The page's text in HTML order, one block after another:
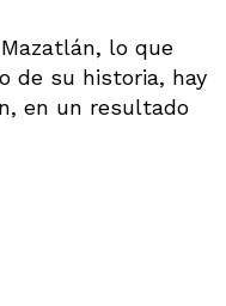
lo que
de su historia, hay
en un resultado